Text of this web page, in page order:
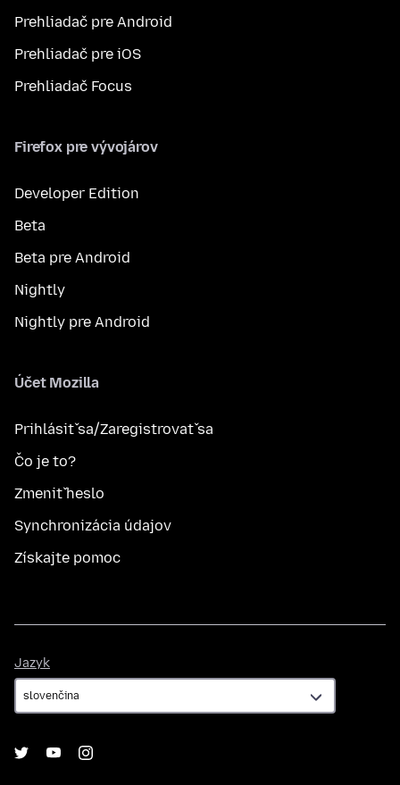
Prehliadač pre Android
Prehliadač pre iOS
Prehliadač Focus
Firefox pre vývojárov
Developer Edition
Beta
Beta pre Android
Nightly
Nightly pre Android
Účet Mozilla
Prihlásiť sa/Zaregistrovať sa
Čo je to?
Zmeniť heslo
Synchronizácia údajov
Získajte pomoc
Jazyk